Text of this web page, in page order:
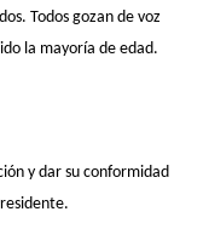
Todos gozan de voz
la mayoría de edad.
y dar su conformidad